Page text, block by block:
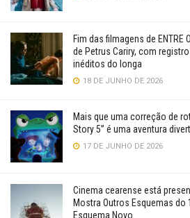
Fim das filmagens de ENTRE
de Petrus Cariry, com
inéditos do longa
18 DE JUNHO DE 2026
Mais que uma correção de
Story 5” é uma aventura
17 DE JUNHO DE 2026
Cinema cearense está
Mostra Outros Esquemas do
Esquema Novo